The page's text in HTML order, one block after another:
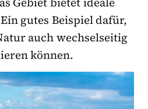
gutes Beispiel dafür,
auch wechselseitig
können.